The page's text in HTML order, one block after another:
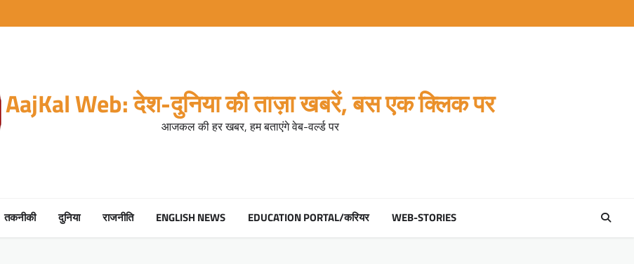
AajKal Web: देश-दुनिया की ताज़ा खबरें, बस एक क्लिक पर
आजकल की हर खबर, हम बताएंगे वेब-वर्ल्ड पर
तकनीकी दुनिया राजनीति ENGLISH NEWS EDUCATION PORTAL/करियर WEB-STORIES